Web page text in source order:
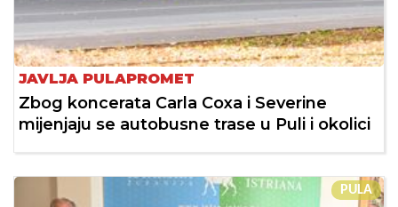
JAVLJA PULAPROMET
Zbog koncerata Carla Coxa i Severine
mijenjaju se autobusne trase u Puli i okolici
PULA